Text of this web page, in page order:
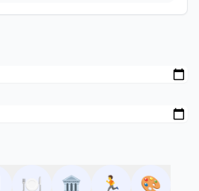
🍽️ 🏛️ 🏃 🎨